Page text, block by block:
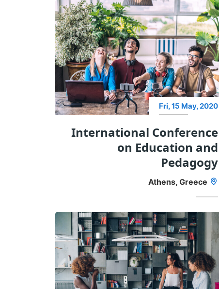
Fri, 15 May, 2020
International Conference
on Education and
Pedagogy
Athens, Greece